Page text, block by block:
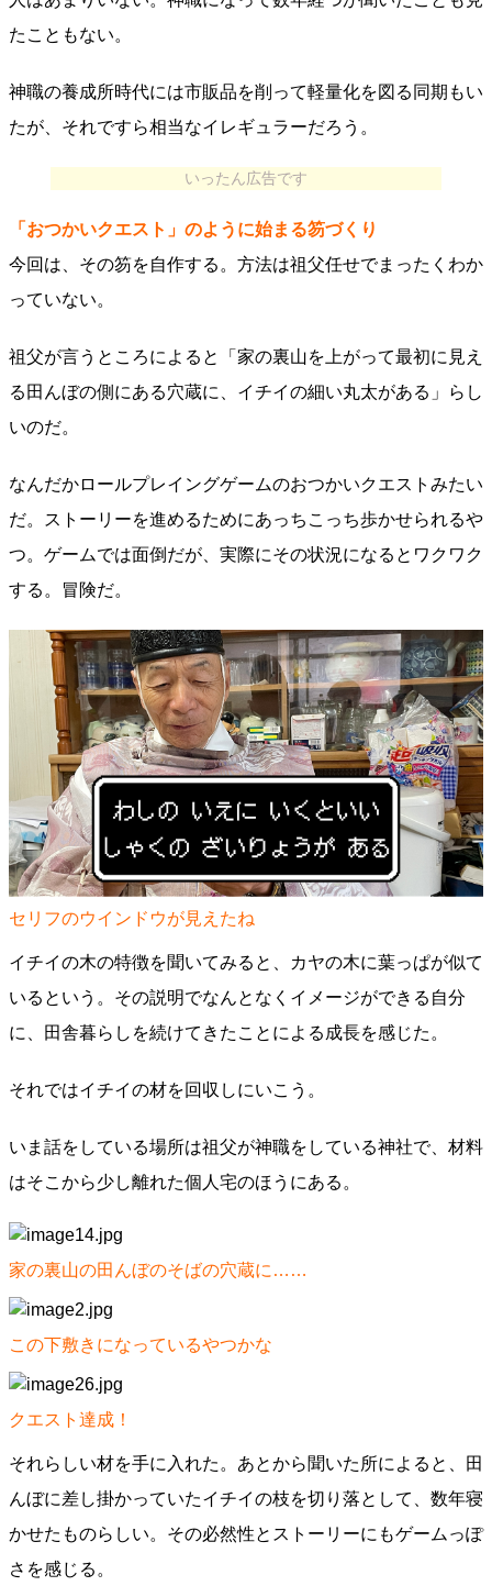
たこともない。
神職の養成所時代には市販品を削って軽量化を図る同期もい
たが、それですら相当なイレギュラーだろう。
いったん広告です
「おつかいクエスト」のように始まる笏づくり
今回は、その笏を自作する。方法は祖父任せでまったくわか
っていない。
祖父が言うところによると「家の裏山を上がって最初に見え
る田んぼの側にある穴蔵に、イチイの細い丸太がある」らし
いのだ。
なんだかロールプレイングゲームのおつかいクエストみたい
だ。ストーリーを進めるためにあっちこっち歩かせられるや
つ。ゲームでは面倒だが、実際にその状況になるとワクワク
する。冒険だ。
セリフのウインドウが見えたね
イチイの木の特徴を聞いてみると、カヤの木に葉っぱが似て
いるという。その説明でなんとなくイメージができる自分
に、田舎暮らしを続けてきたことによる成長を感じた。
それではイチイの材を回収しにいこう。
いま話をしている場所は祖父が神職をしている神社で、材料
はそこから少し離れた個人宅のほうにある。
家の裏山の田んぼのそばの穴蔵に……
この下敷きになっているやつかな
クエスト達成！
それらしい材を手に入れた。あとから聞いた所によると、田
んぼに差し掛かっていたイチイの枝を切り落として、数年寝
かせたものらしい。その必然性とストーリーにもゲームっぽ
さを感じる。